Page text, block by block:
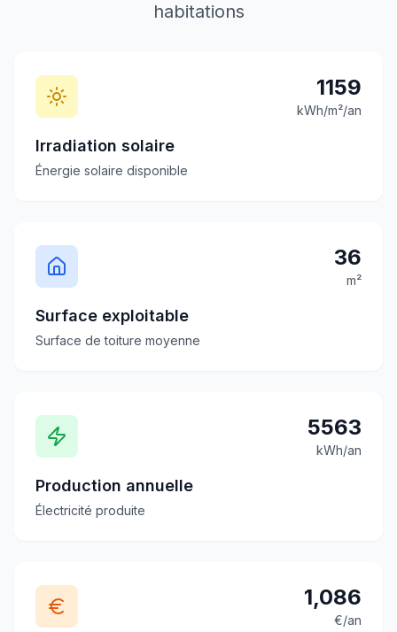
habitations
1159
kWh/m²/an
Irradiation solaire
Énergie solaire disponible
36
m²
Surface exploitable
Surface de toiture moyenne
5563
kWh/an
Production annuelle
Électricité produite
1,086
€/an